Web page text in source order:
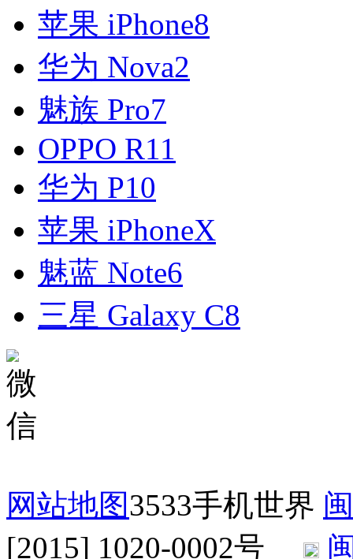
苹果 iPhone8
华为 Nova2
魅族 Pro7
OPPO R11
华为 P10
苹果 iPhoneX
魅蓝 Note6
三星 Galaxy C8
网站地图3533手机世界
[2015] 1020-0002号